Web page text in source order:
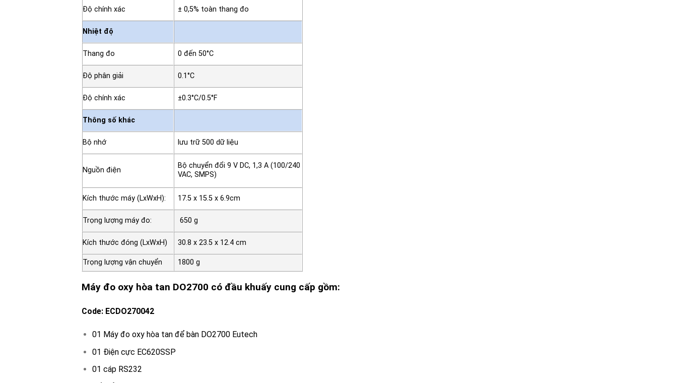
Độ chính xác ± 0,5% toàn thang đo
Nhiệt độ
Thang đo 0 đến 50°C
Độ phân giải 0.1°C
Độ chính xác ±0.3°C/0.5°F
Thông số khác
Bộ nhớ lưu trữ 500 dữ liệu
Nguồn điện
Bộ chuyển đổi 9 V DC, 1,3 A (100/240
VAC, SMPS)
Kích thước máy (LxWxH): 17.5 x 15.5 x 6.9cm
Trọng lượng máy đo: 650 g
Kích thước đóng (LxWxH) 30.8 x 23.5 x 12.4 cm
Trọng lượng vận chuyển 1800 g
Máy đo oxy hòa tan DO2700 có đầu khuấy cung cấp gồm:
Code: ECDO270042
01 Máy đo oxy hòa tan để bàn DO2700 Eutech
01 Điện cực EC620SSP
01 cáp RS232